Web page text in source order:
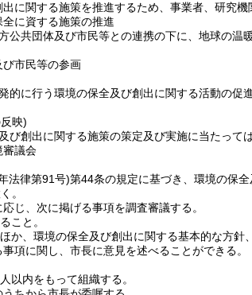
に関する施策を推進するため、事業者、研究
に資する施策の推進
公共団体及び市民等との連携の下に、地球の
市民等の参画
的に行う環境の保全及び創出に関する活動の
映)
び創出に関する施策の策定及び実施に当たって
審議会
法律第91号)第44条の規定に基づき、環境の保
。
じ、次に掲げる事項を調査審議する。
こと。
か、環境の保全及び創出に関する基本的な方針
事項に関し、市長に意見を述べることができる。
以内をもって組織する。